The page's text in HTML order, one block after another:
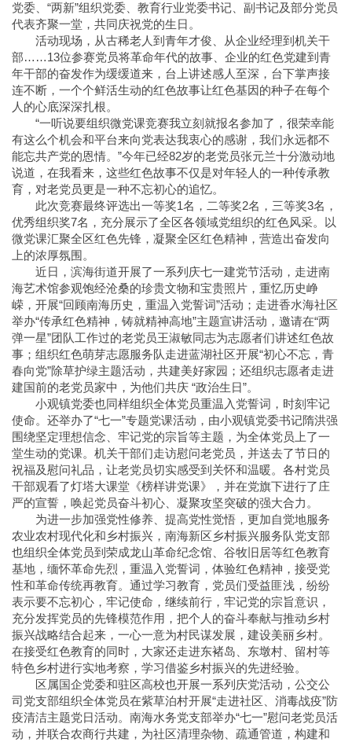
党委、“两新”组织党委、教育行业党委书记、副书记及部分党员
代表齐聚一堂，共同庆祝党的生日。
活动现场，从古稀老人到青年才俊、从企业经理到机关干
部……13位参赛党员将革命年代的故事、企业的红色党建到青
年干部的奋发作为缓缓道来，台上讲述感人至深，台下掌声接
连不断，一个个鲜活生动的红色故事让红色基因的种子在每个
人的心底深深扎根。
“一听说要组织微党课竞赛我立刻就报名参加了，很荣幸能
有这么个机会和平台来向党表达我衷心的感谢，我们永远都不
能忘共产党的恩情。”今年已经82岁的老党员张元兰十分激动地
说道，在我看来，这些红色故事不仅是对年轻人的一种传承教
育，对老党员更是一种不忘初心的追忆。
此次竞赛最终评选出一等奖1名，二等奖2名，三等奖3名，
优秀组织奖7名，充分展示了全区各领域党组织的红色风采。以
微党课汇聚全区红色先锋，凝聚全区红色精神，营造出奋发向
上的浓厚氛围。
近日，滨海街道开展了一系列庆七一建党节活动，走进南
海艺术馆参观饱经沧桑的珍贵文物和宝贵照片，重忆历史峥
嵘，开展“回顾南海历史，重温入党誓词”活动；走进香水海社区
举办“传承红色精神，铸就精神高地”主题宣讲活动，邀请在“两
弹一星”团队工作过的老党员王淑敏同志为志愿者们讲述红色故
事；组织红色萌芽志愿服务队走进蓝湖社区开展“初心不忘，青
春向党”除草护绿主题活动，共建美好家园；还组织志愿者走进
建国前的老党员家中，为他们共庆 “政治生日”。
小观镇党委也同样组织全体党员重温入党誓词，时刻牢记
使命。还举办了“七一”专题党课活动，由小观镇党委书记隋洪强
围绕坚定理想信念、牢记党的宗旨等主题，为全体党员上了一
堂生动的党课。机关干部们走访慰问老党员，并送去了节日的
祝福及慰问礼品，让老党员切实感受到关怀和温暖。各村党员
干部观看了灯塔大课堂《榜样讲党课》，并在党旗下进行了庄
严的宣誓，唤起党员奋斗初心、凝聚攻坚突破的强大合力。
为进一步加强党性修养、提高党性觉悟，更加自觉地服务
农业农村现代化和乡村振兴，南海新区乡村振兴服务队党支部
也组织全体党员到荣成龙山革命纪念馆、谷牧旧居等红色教育
基地，缅怀革命先烈，重温入党誓词，体验红色精神，接受党
性和革命传统再教育。通过学习教育，党员们受益匪浅，纷纷
表示要不忘初心，牢记使命，继续前行，牢记党的宗旨意识，
充分发挥党员的先锋模范作用，把个人的奋斗奉献与推动乡村
振兴战略结合起来，一心一意为村民谋发展，建设美丽乡村。
在接受红色教育的同时，大家还走进东褚岛、东墩村、留村等
特色乡村进行实地考察，学习借鉴乡村振兴的先进经验。
区属国企党委和驻区高校也开展一系列庆党活动，公交公
司党支部组织全体党员在紫草泊村开展“走进社区、消毒战疫”防
疫清洁主题党日活动。南海水务党支部举办“七一”慰问老党员活
动，并联合农商行共建，为社区清理杂物、疏通管道，构建和